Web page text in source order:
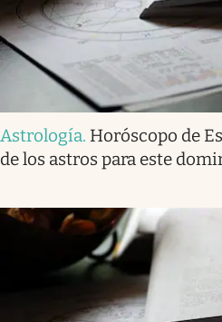
Astrología. Horóscopo de
de los astros para este